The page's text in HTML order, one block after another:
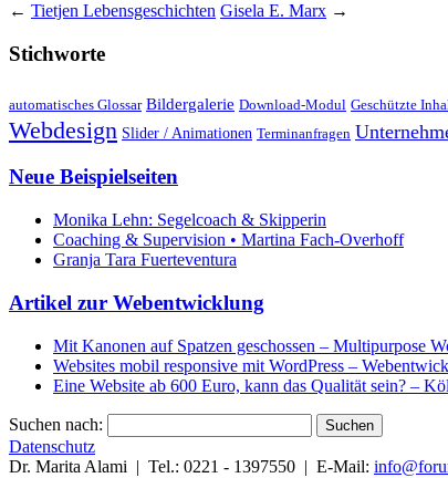
← Tietjen Lebensgeschichten Gisela E. Marx →
Stichworte
automatisches Glossar Bildergalerie Download-Modul Geschützte
Webdesign Slider / Animationen Terminanfragen
Neue Beispielseiten
Monika Lehn: Segelcoach & Skipperin
Coaching & Supervision • Martina Fach-Overhoff
Granja Tara Fuerteventura
Artikel zur Webentwicklung
Mit Kanonen auf Spatzen geschossen – Multipurpose
Websites mobil responsive mit WordPress –
Eine Website ab 600 Euro, kann das Qualität sein? –
Suchen nach:
Datenschutz
Dr. Marita Alami | Tel.: 0221 - 1397550 | E-Mail: